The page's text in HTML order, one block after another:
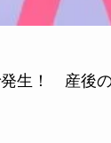
生！ 産後